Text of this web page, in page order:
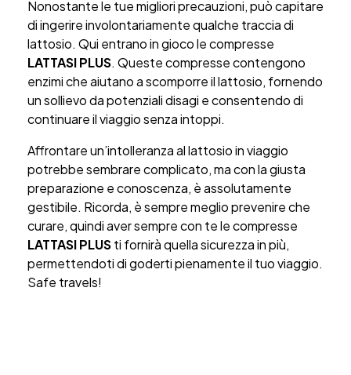
Nonostante le tue migliori precauzioni, può capitare
di ingerire involontariamente qualche traccia di
lattosio. Qui entrano in gioco le compresse
LATTASI PLUS. Queste compresse contengono
enzimi che aiutano a scomporre il lattosio, fornendo
un sollievo da potenziali disagi e consentendo di
continuare il viaggio senza intoppi.
Affrontare un’intolleranza al lattosio in viaggio
potrebbe sembrare complicato, ma con la giusta
preparazione e conoscenza, è assolutamente
gestibile. Ricorda, è sempre meglio prevenire che
curare, quindi aver sempre con te le compresse
LATTASI PLUSti fornirà quella sicurezza in più,
permettendoti di goderti pienamente il tuo viaggio.
Safe travels!